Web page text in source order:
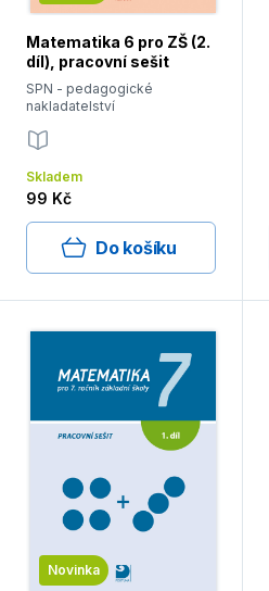
Matematika 6 pro ZŠ (2.
díl), pracovní sešit
SPN - pedagogické
nakladatelství
Skladem
99 Kč
Do košíku
Novinka